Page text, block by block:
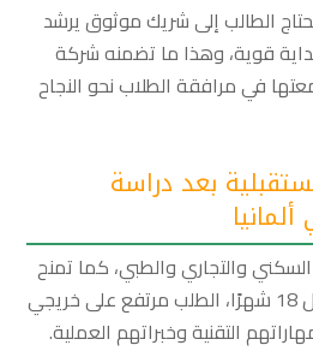
الطالب إلى شريك موثوق يرشد
قوية، وهذا ما تضمنه شركة
في مرافقة الطلاب نحو النجاح
بعد دراسة
والتجاري والطبي، كما تمنح
ألمانيا تأشيرة بحث عن عمل 18 شهرًا، الطلب مرتفع على خريجي
التقنية وخبراتهم العملية.